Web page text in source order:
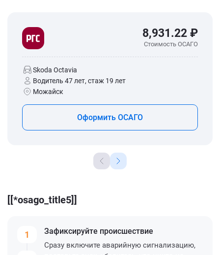
8,931.22 ₽
Стоимость ОСАГО
Skoda Octavia
Водитель 47 лет, стаж 19 лет
Можайск
Оформить ОСАГО
[[*osago_title5]]
1 Зафиксируйте происшествие
Сразу включите аварийную сигнализацию,